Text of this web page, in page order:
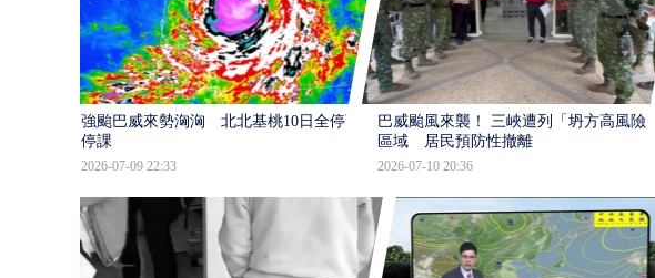
強颱巴威來勢洶洶 北北基桃10日全停班
停課
2026-07-09 22:33
巴威颱風來襲！ 三峽遭列「坍方高風險」
區域 居民預防性撤離
2026-07-10 20:36